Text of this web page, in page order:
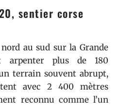
sentier corse
au sud sur la Grande
arpenter plus de 180
terrain souvent abrupt,
avec 2 400 mètres
reconnu comme l’un